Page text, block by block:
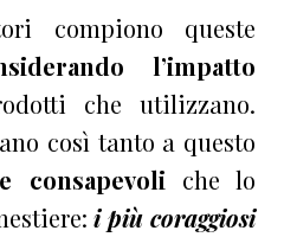
compiono queste
l’impatto
che utilizzano.
così tanto a questo
consapevoli che lo
i più coraggiosi